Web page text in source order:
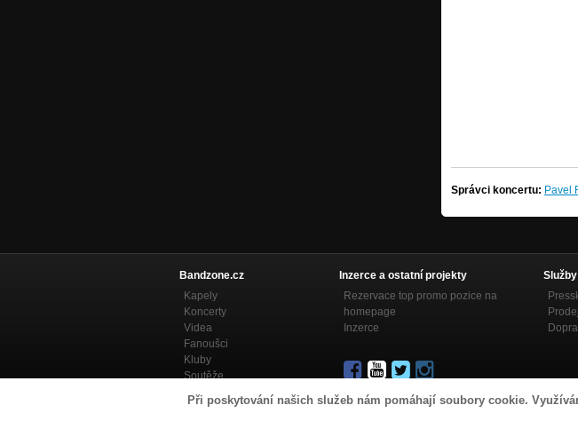
Při poskytování našich služeb nám pomáhají soubory cookie.
Správci koncertu: Pavel
Bandzone.cz
Kapely
Koncerty
Videa
Fanoušci
Kluby
Soutěže
Bandzone.cz blog
Inzerce a ostatní projekty
Rezervace top promo pozice na
homepage
Inzerce